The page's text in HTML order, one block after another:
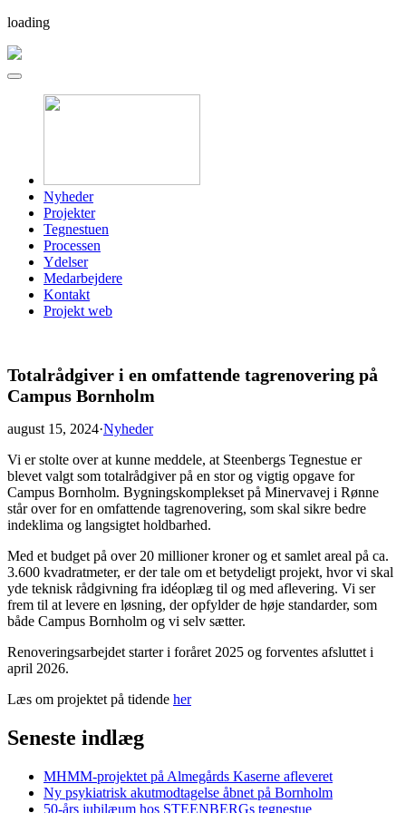
loading
Nyheder
Projekter
Tegnestuen
Processen
Ydelser
Medarbejdere
Kontakt
Projekt web
Totalrådgiver i en omfattende tagrenovering på
Campus Bornholm
august 15, 2024·Nyheder
Vi er stolte over at kunne meddele, at Steenbergs Tegnestue er
blevet valgt som totalrådgiver på en stor og vigtig opgave for
Campus Bornholm. Bygningskomplekset på Minervavej i Rønne
står over for en omfattende tagrenovering, som skal sikre bedre
indeklima og langsigtet holdbarhed.
Med et budget på over 20 millioner kroner og et samlet areal på ca.
3.600 kvadratmeter, er der tale om et betydeligt projekt, hvor vi skal
yde teknisk rådgivning fra idéoplæg til og med aflevering. Vi ser
frem til at levere en løsning, der opfylder de høje standarder, som
både Campus Bornholm og vi selv sætter.
Renoveringsarbejdet starter i foråret 2025 og forventes afsluttet i
april 2026.
Læs om projektet på tidende her
Seneste indlæg
MHMM-projektet på Almegårds Kaserne afleveret
Ny psykiatrisk akutmodtagelse åbnet på Bornholm
50-års jubilæum hos STEENBERGs tegnestue